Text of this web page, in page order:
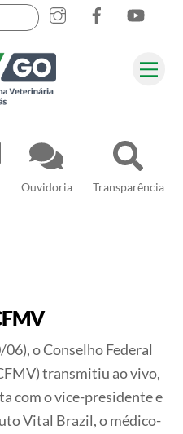
Ouvidoria Transparência
o Conselho Federal
transmitiu ao vivo,
com o vice-presidente e
Vital Brazil, o médico-